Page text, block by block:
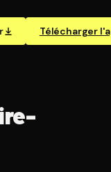
Télécharger